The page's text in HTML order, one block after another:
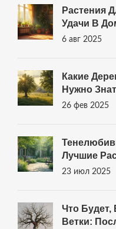
Растения
Удачи В
На
6 авг 2025
Какие
Нужно
26 фев 2025
Лучшие
Участков
23 июл 2025
Что Будет,
Ветки: